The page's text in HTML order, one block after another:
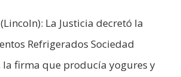
La Justicia decretó la
Refrigerados Sociedad
la firma que producía yogures y